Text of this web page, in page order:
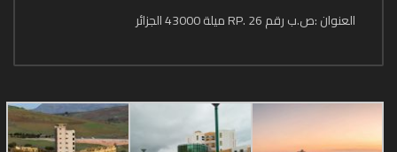
العنوان :ص.ب رقم 26 .RP ميلة 43000 الجزائر